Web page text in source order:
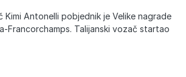
Kimi Antonelli pobjednik je Velike nagrade
Francorchamps. Talijanski vozač startao